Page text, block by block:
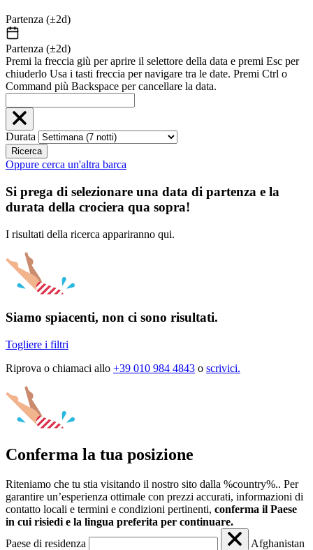
Partenza (±2d)
Partenza (±2d)
Premi la freccia giù per aprire il selettore della data e premi Esc per
chiuderlo Usa i tasti freccia per navigare tra le date. Premi Ctrl o
Command più Backspace per cancellare la data.
Durata
Ricerca
Oppure cerca un'altra barca
Si prega di selezionare una data di partenza e la
durata della crociera qua sopra!
I risultati della ricerca appariranno qui.
Siamo spiacenti, non ci sono risultati.
Togliere i filtri
Riprova o chiamaci allo +39 010 984 4843 o scrivici.
Conferma la tua posizione
Riteniamo che tu stia visitando il nostro sito dalla %country%.. Per
garantire un’esperienza ottimale con prezzi accurati, informazioni di
contatto locali e termini e condizioni pertinenti, conferma il Paese
in cui risiedi e la lingua preferita per continuare.
Paese di residenza
Afghanistan